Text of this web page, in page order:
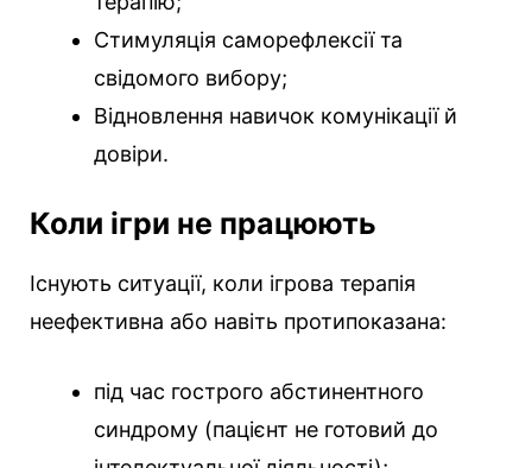
Стимуляція саморефлексії та
свідомого вибору;
Відновлення навичок комунікації й
довіри.
Коли ігри не працюють
Існують ситуації, коли ігрова терапія
неефективна або навіть протипоказана:
під час гострого абстинентного
синдрому (пацієнт не готовий до